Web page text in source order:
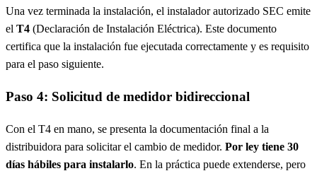
Una vez terminada la instalación, el instalador autorizado SEC emite
el T4 (Declaración de Instalación Eléctrica). Este documento
certifica que la instalación fue ejecutada correctamente y es requisito
para el paso siguiente.
Paso 4: Solicitud de medidor bidireccional
Con el T4 en mano, se presenta la documentación final a la
distribuidora para solicitar el cambio de medidor. Por ley tiene 30
días hábiles para instalarlo. En la práctica puede extenderse, pero